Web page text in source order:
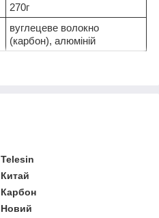
270г
вуглецеве волокно
(карбон), алюміній
Telesin
Китай
Карбон
Новий